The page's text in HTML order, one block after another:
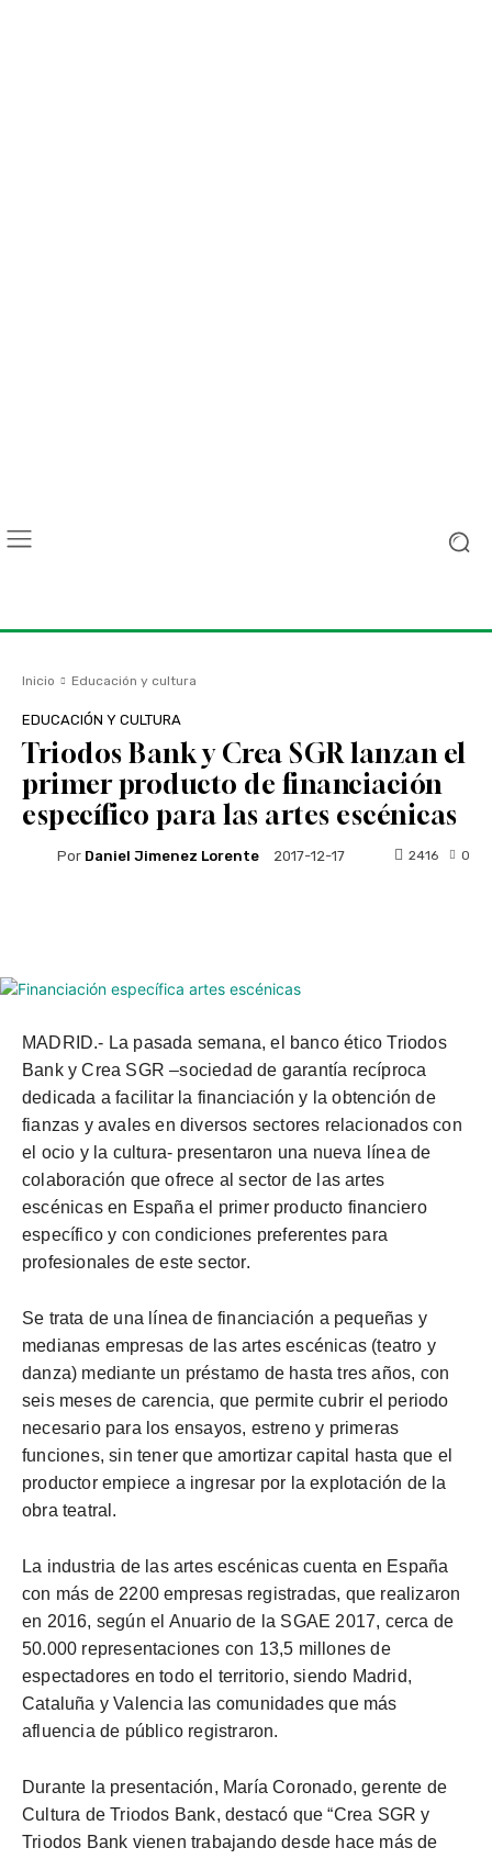
Inicio Educación y cultura
EDUCACIÓN Y CULTURA
Triodos Bank y Crea SGR lanzan el
primer producto de financiación
específico para las artes escénicas
Por Daniel Jimenez Lorente 2017-12-17 0
2416
MADRID.- La pasada semana, el bancoéticoTriodos
Bank y Crea SGR –sociedad de garantía recíproca
dedicada a facilitar la financiación y la obtención de
fianzas y avales en diversos sectores relacionados con
el ocio y la cultura- presentaron una nueva línea de
colaboración que ofrece al sector de las artes
escénicas en España el primer producto financiero
específico y con condiciones preferentes para
profesionales de este sector.
Se trata de una línea de financiación a pequeñas y
medianas empresas de las artes escénicas (teatro y
danza) mediante un préstamo de hasta tres años, con
seis meses de carencia, que permite cubrir el periodo
necesario para los ensayos, estreno y primeras
funciones, sin tener que amortizar capital hasta que el
productor empiece a ingresar por la explotación de la
obra teatral.
La industria de las artes escénicascuenta en España
con más de 2200 empresas registradas, que realizaron
en 2016, según el Anuario de la SGAE 2017, cerca de
50.000 representaciones con 13,5 millones de
espectadores en todo el territorio, siendo Madrid,
Cataluña y Valencia las comunidades que más
afluencia de público registraron.
Durante la presentación, María Coronado, gerente de
Cultura de Triodos Bank, destacó que “Crea SGR y
Triodos Bank vienen trabajando desde hace más de